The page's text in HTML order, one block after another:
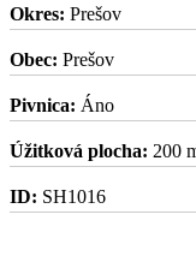
Okres: Prešov
Obec: Prešov
Pivnica: Áno
Úžitková plocha: 200
ID: SH1016